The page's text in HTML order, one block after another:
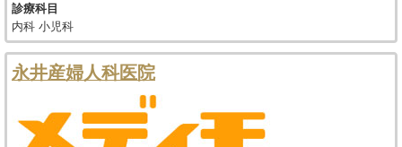
診療科目
内科 小児科
永井産婦人科医院